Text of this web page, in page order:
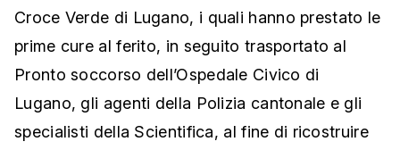
Croce Verde di Lugano, i quali hanno prestato le
prime cure al ferito, in seguito trasportato al
Pronto soccorso dell’Ospedale Civico di
Lugano, gli agenti della Polizia cantonale e gli
specialisti della Scientifica, al fine di ricostruire